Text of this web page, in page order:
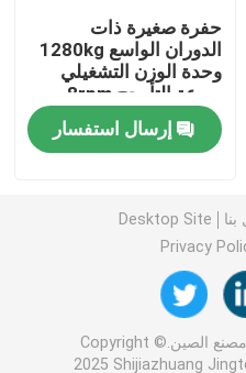
حفرة صغيرة ذات
الدوران الواسع 1280kg
وحدة الوزن التشغيلي
سرعة التأرجح 8rpm
إرسال استفسار
Desktop Site
Privacy
مصنع الصين.Copyright ©
2025 Shijiazhuang